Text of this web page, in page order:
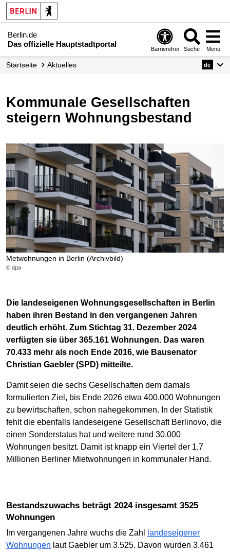
Berlin.de
Das offizielle Hauptstadtportal
Barrierefrei Suche Menü
Startseite Aktuelles de
Kommunale Gesellschaften
steigern Wohnungsbestand
Metwohnungen in Berlin (Archivbild)
© dpa
Die landeseigenen Wohnungsgesellschaften in Berlin
haben ihren Bestand in den vergangenen Jahren
deutlich erhöht. Zum Stichtag 31. Dezember 2024
verfügten sie über 365.161 Wohnungen. Das waren
70.433 mehr als noch Ende 2016, wie Bausenator
Christian Gaebler (SPD) mitteilte.
Damit seien die sechs Gesellschaften dem damals
formulierten Ziel, bis Ende 2026 etwa 400.000 Wohnungen
zu bewirtschaften, schon nahegekommen. In der Statistik
fehlt die ebenfalls landeseigene Gesellschaft Berlinovo, die
einen Sonderstatus hat und weitere rund 30.000
Wohnungen besitzt. Damit ist knapp ein Viertel der 1,7
Millionen Berliner Mietwohnungen in kommunaler Hand.
Bestandszuwachs beträgt 2024 insgesamt 3525
Wohnungen
Im vergangenen Jahre wuchs die Zahl
landeseigener
Wohnungen laut Gaebler um 3.525. Davon wurden 3.461